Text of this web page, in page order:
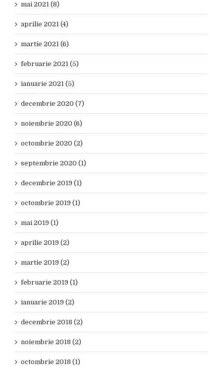
mai 2021 (8)
aprilie 2021 (4)
martie 2021 (6)
februarie 2021 (5)
ianuarie 2021 (5)
decembrie 2020 (7)
noiembrie 2020 (6)
octombrie 2020 (2)
septembrie 2020 (1)
decembrie 2019 (1)
octombrie 2019 (1)
mai 2019 (1)
aprilie 2019 (2)
martie 2019 (2)
februarie 2019 (1)
ianuarie 2019 (2)
decembrie 2018 (2)
noiembrie 2018 (2)
octombrie 2018 (1)